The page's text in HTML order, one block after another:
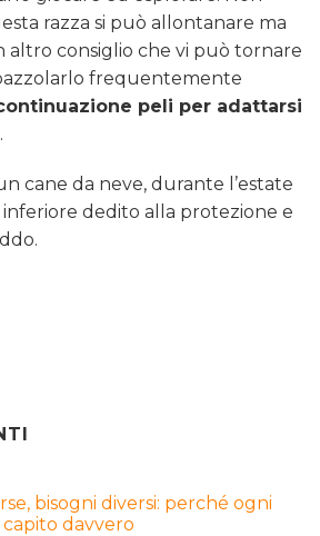
razza si può allontanare ma
altro consiglio che vi può tornare
frequentemente
peli per adattarsi
.
cane da neve, durante l’estate
dedito alla protezione e
bisogni diversi: perché ogni
davvero